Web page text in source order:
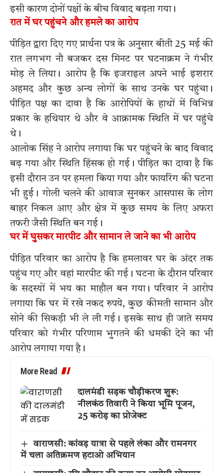
इसी कारण दोनों पक्षों के बीच विवाद बढ़ता गया।
रात में घर पहुंचने और हमले का आरोप
पीड़ित द्वारा दिए गए प्रार्थना पत्र के अनुसार बीती 25 मई की
रात लगभग नौ बजकर दस मिनट पर घटनाक्रम ने गंभीर
मोड़ ले लिया। आरोप है कि इजराइल अपने भाई इशरार
अहमद और कुछ अन्य लोगों के साथ उनके घर पहुंचा।
पीड़ित पक्ष का दावा है कि आरोपियों के हाथों में विभिन्न
प्रकार के हथियार थे और वे आक्रामक स्थिति में घर पहुंचे
थे।
आलोक सिंह ने आरोप लगाया कि घर पहुंचने के बाद विवाद
बढ़ गया और स्थिति हिंसक हो गई। पीड़ित का दावा है कि
इसी दौरान उन पर हमला किया गया और फायरिंग की घटना
भी हुई। गोली चलने की आवाज सुनकर आसपास के लोग
बाहर निकल आए और क्षेत्र में कुछ समय के लिए अफरा
तफरी जैसी स्थिति बन गई।
घर में घुसकर मारपीट और सामान ले जाने का भी आरोप
पीड़ित परिवार का आरोप है कि हमलावर घर के अंदर तक
पहुंच गए और वहां मारपीट की गई। घटना के दौरान परिवार
के सदस्यों में भय का माहौल बन गया। परिवार ने आरोप
लगाया कि घर में रखे नकद रुपये, कुछ कीमती सामान और
सोने की सिकड़ी भी ले ली गई। इसके साथ ही जाते समय
परिवार को गंभीर परिणाम भुगतने की धमकी देने का भी
आरोप लगाया गया है।
More Read
दालमंडी सड़क चौड़ीकरण शुरू:
नीलकंठ तिवारी ने किया भूमि पूजन,
25 करोड़ का प्रोजेक्ट
वाराणसी: कांवड़ यात्रा से पहले लंका और रामनगर
में चला अतिक्रमण हटाओ अभियान